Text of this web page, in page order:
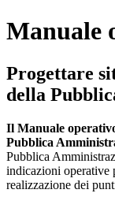
Manuale
Progettare
della
Il Manuale
Pubblica
Pubblica
indicazioni operative
realizzazione dei